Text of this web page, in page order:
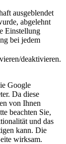
ausgeblendet
abgelehnt
Einstellung
bei jedem
deaktivieren.
Google
Da diese
von Ihnen
beachten Sie,
und das
kann. Die
wirksam.